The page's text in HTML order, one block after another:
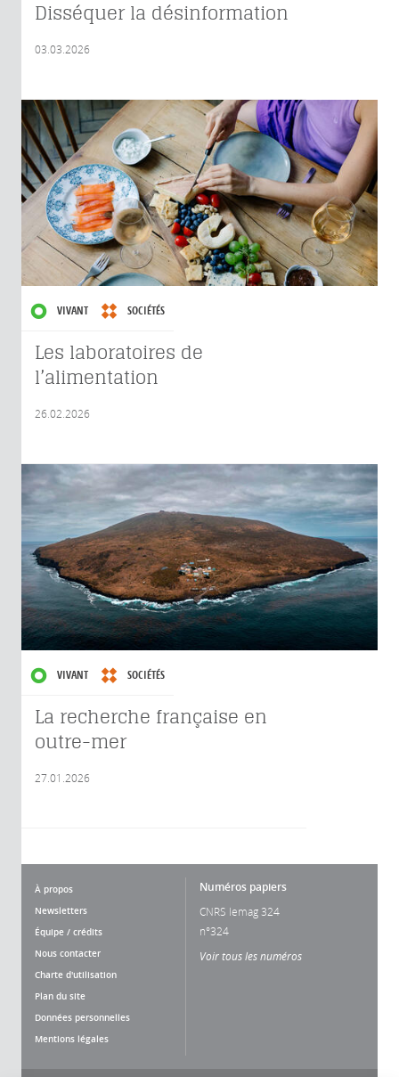
Disséquer la désinformation
03.03.2026
VIVANT SOCIÉTÉS
Les laboratoires de
l’alimentation
26.02.2026
VIVANT SOCIÉTÉS
La recherche française en
outre-mer
27.01.2026
À propos
Newsletters
Équipe / crédits
Nous contacter
Charte d'utilisation
Plan du site
Données personnelles
Mentions légales
Numéros papiers
CNRS lemag 324
n°324
Voir tous les numéros